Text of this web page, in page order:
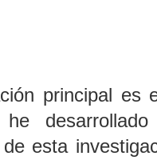
principal es
he
esta